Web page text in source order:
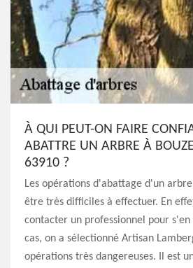
À QUI PEUT-ON FAIRE
ABATTRE UN ARBRE À
63910 ?
Les opérations d'abattage d'un
être très difficiles à effectuer. En
contacter un professionnel pour s'en
cas, on a sélectionné Artisan
opérations très dangereuses. Il est